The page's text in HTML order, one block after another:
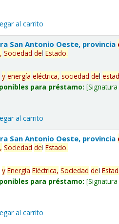
al carrito
San Antonio Oeste, provincia
Sociedad delEstado.
y energía eléctrica, sociedad del
para préstamo:
al carrito
San Antonio Oeste, provincia
Sociedad delEstado.
y Energía Eléctrica, Sociedad del
para préstamo:
al carrito